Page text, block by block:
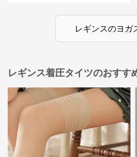
レギンスのヨガ
レギンス着圧タイツのおすす